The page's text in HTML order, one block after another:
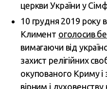
церкви України у
10 грудня 2019 року
Климент оголосив
вимагаючи від
захист релігійних
окупованого Криму
вірним і